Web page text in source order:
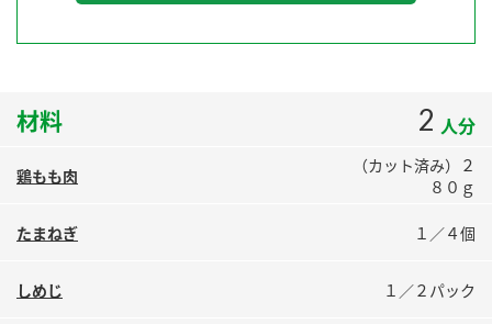
鍋奉行マニュアル
ミツカンのCM
人気商品 ＋ おすすめレシピ
地図から取り扱い店舗を探す
材料 2 人分
鶏もも肉
（カット済み）２
８０ｇ
たまねぎ １／４個
しめじ １／２パック